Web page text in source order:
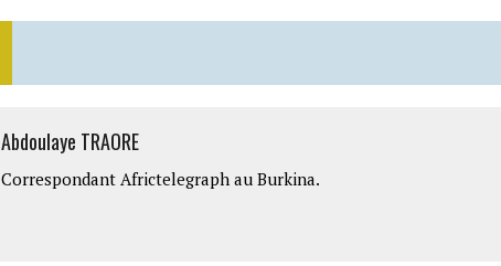
Abdoulaye TRAORE
Correspondant Africtelegraph au Burkina.